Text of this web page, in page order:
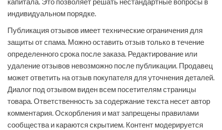
индивидуальном порядке.
Публикация отзывов имеет технические ограничения для
защиты от спама. Можно оставить отзыв только в течение
определенного срока после заказа. Редактирование или
удаление отзывов невозможно после публикации. Продавец
может ответить на отзыв покупателя для уточнения деталей.
Диалог под отзывом виден всем посетителям страницы
товара. Ответственность за содержание текста несет автор
комментария. Оскорбления и мат запрещены правилами
сообщества и караются скрытием. Контент модерируется